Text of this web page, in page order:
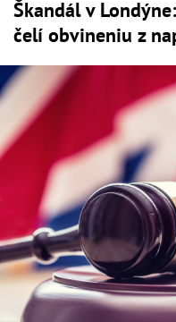
Škandál v
čelí obvineniu z